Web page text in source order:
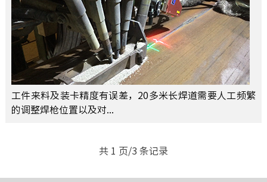
工件来料及装卡精度有误差，20多米长焊道需要人工频繁
的调整焊枪位置以及对...
共 1 页/3 条记录